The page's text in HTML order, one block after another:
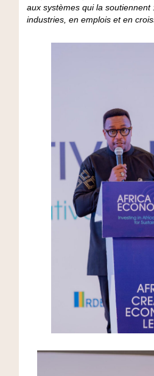
aux systèmes qui la
industries, en emplois et en